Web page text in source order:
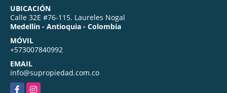
UBICACIÓN
Calle 32E #76-115. Laureles Nogal
Medellín - Antioquia - Colombia
MÓVIL
+573007840992
EMAIL
info@supropiedad.com.co
FacebookInstagram